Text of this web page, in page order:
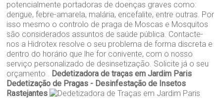
potencialmente portadoras de doenças graves como:
dengue, febre-amarela, malária, encefalite, entre outras. Por
isso mesmo o controlo de praga de Moscas e Mosquitos
são considerados assuntos de saúde pública. Contacte-
nos a Hidrotex resolve o seu problema de forma discreta e
dentro do horário que lhe for conivente, com o nosso
serviço personalizado de desinsetização. Solicite já o seu
orçamento . Dedetizadora de traças em Jardim Paris
Dedetização de Pragas - Desinfestação de Insetos
Rastejantes